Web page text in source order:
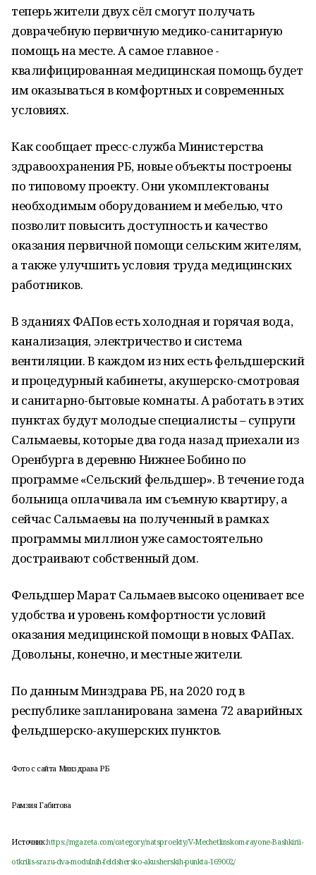
теперь жители двух сёл смогут получать
доврачебную первичную медико-санитарную
помощь на месте. А самое главное -
квалифицированная медицинская помощь будет
им оказываться в комфортных и современных
условиях.
Как сообщает пресс-служба Министерства
здравоохранения РБ, новые объекты построены
по типовому проекту. Они укомплектованы
необходимым оборудованием и мебелью, что
позволит повысить доступность и качество
оказания первичной помощи сельским жителям,
а также улучшить условия труда медицинских
работников.
В зданиях ФАПов есть холодная и горячая вода,
канализация, электричество и система
вентиляции. В каждом из них есть фельдшерский
и процедурный кабинеты, акушерско-смотровая
и санитарно-бытовые комнаты. А работать в этих
пунктах будут молодые специалисты – супруги
Сальмаевы, которые два года назад приехали из
Оренбурга в деревню Нижнее Бобино по
программе «Сельский фельдшер». В течение года
больница оплачивала им съемную квартиру, а
сейчас Сальмаевы на полученный в рамках
программы миллион уже самостоятельно
достраивают собственный дом.
Фельдшер Марат Сальмаев высоко оценивает все
удобства и уровень комфортности условий
оказания медицинской помощи в новых ФАПах.
Довольны, конечно, и местные жители.
По данным Минздрава РБ, на 2020 год в
республике запланирована замена 72 аварийных
фельдшерско-акушерских пунктов.
Фото с сайта Минздрава РБ
Рамзия Габитова
Источник:https://mgazeta.com/category/natsproekty/V-Mechetlinskom-rayone-Bashkirii-
otkrilis-srazu-dva-modulnih-feldshersko-akusherskih-punkta-169002/